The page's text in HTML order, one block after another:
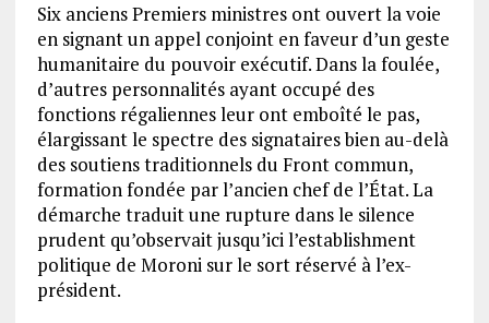
Six anciens Premiers ministres ont ouvert la voie
en signant un appel conjoint en faveur d’un geste
humanitaire du pouvoir exécutif. Dans la foulée,
d’autres personnalités ayant occupé des
fonctions régaliennes leur ont emboîté le pas,
élargissant le spectre des signataires bien au-delà
des soutiens traditionnels du Front commun,
formation fondée par l’ancien chef de l’État. La
démarche traduit une rupture dans le silence
prudent qu’observait jusqu’ici l’establishment
politique de Moroni sur le sort réservé à l’ex-
président.